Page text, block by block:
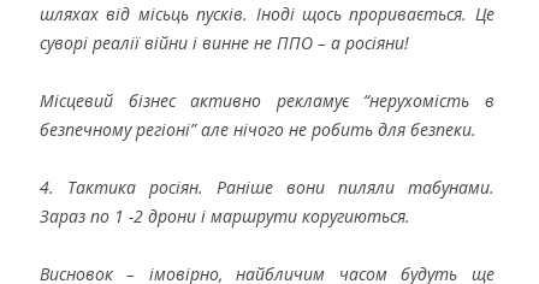
шляхах від місьць пусків. Іноді щось проривається. Це
суворі реалії війни і винне не ППО – а росіяни!
Місцевий бізнес активно рекламує “нерухомість в
безпечному регіоні” але нічого не робить для безпеки.
4. Тактика росіян. Раніше вони пиляли табунами.
Зараз по 1 -2 дрони і маршрути коругиються.
Висновок – імовірно, найбличим часом будуть ще